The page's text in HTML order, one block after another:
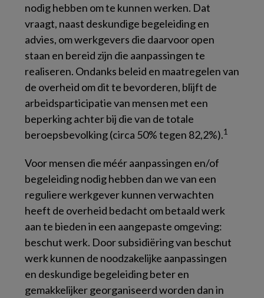
nodig hebben om te kunnen werken. Dat
vraagt, naast deskundige begeleiding en
advies, om werkgevers die daarvoor open
staan en bereid zijn die aanpassingen te
realiseren. Ondanks beleid en maatregelen van
de overheid om dit te bevorderen, blijft de
arbeidsparticipatie van mensen met een
beperking achter bij die van de totale
beroepsbevolking (circa 50% tegen 82,2%).1
Voor mensen die méér aanpassingen en/of
begeleiding nodig hebben dan we van een
reguliere werkgever kunnen verwachten
heeft de overheid bedacht om betaald werk
aan te bieden in een aangepaste omgeving:
beschut werk. Door subsidiëring van beschut
werk kunnen de noodzakelijke aanpassingen
en deskundige begeleiding beter en
gemakkelijker georganiseerd worden dan in